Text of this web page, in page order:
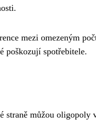
mezi omezeným
poškozují spotřebitele.
můžou oligopoly